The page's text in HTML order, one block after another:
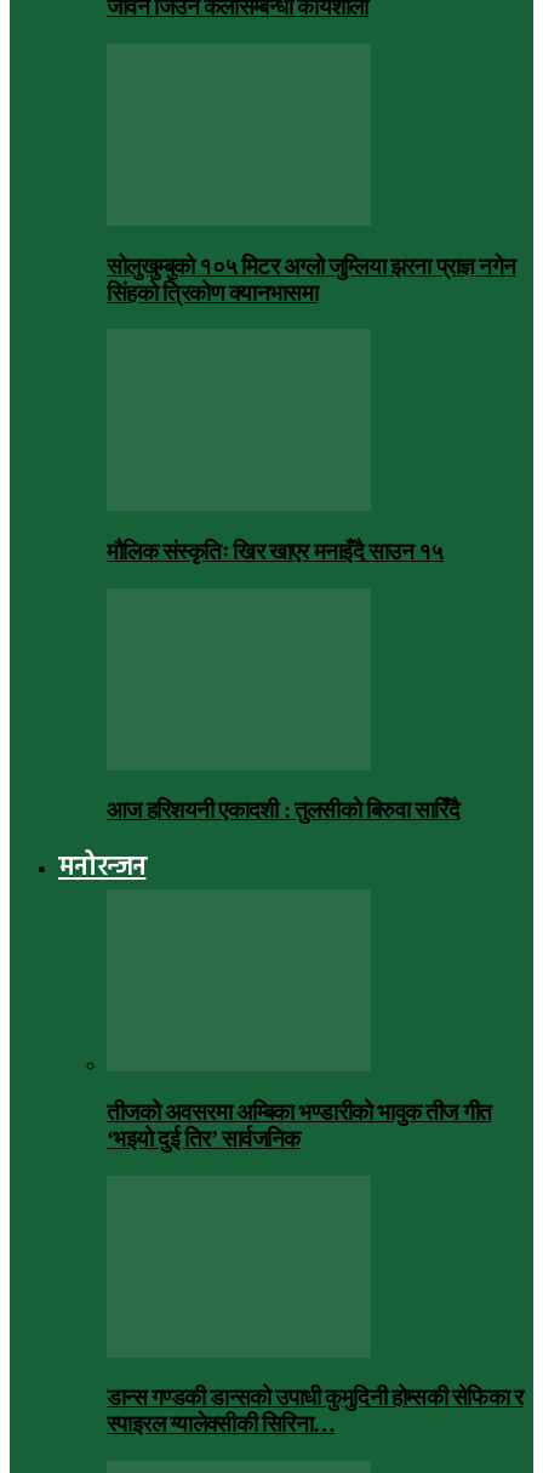
जीवन जिउने कलासम्बन्धी कार्यशाला
सोलुखुम्बुको १०५ मिटर अग्लो जुम्लिया झरना प्राज्ञ नगेन
सिंहको त्रिकोण क्यानभासमा
मौलिक संस्कृतिः खिर खाएर मनाइँदै साउन १५
आज हरिशयनी एकादशी : तुलसीको बिरुवा सारिँदै
मनोरन्जन
तीजको अवसरमा अम्बिका भण्डारीको भावुक तीज गीत
‘भइयो दुई तिर’ सार्वजनिक
डान्स गण्डकी डान्सको उपाधी कुमुदिनी होम्सकी सेफिका र
स्पाइरल ग्यालेक्सीकी सिरिना…